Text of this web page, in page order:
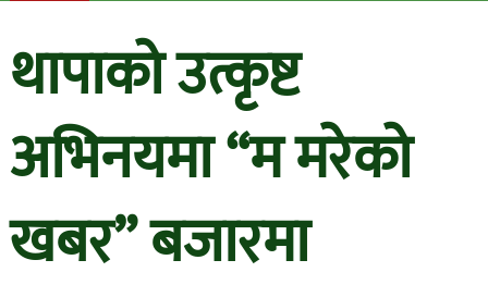
थापाको उत्कृष्ट
अभिनयमा “म मरेको
खबर” बजारमा